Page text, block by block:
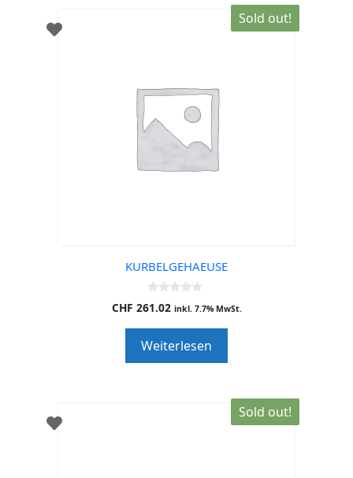
Sold out!
KURBELGEHAEUSE
0
o
o
f
5
CHF 261.02 inkl. 7.7% MwSt.
Weiterlesen
Sold out!